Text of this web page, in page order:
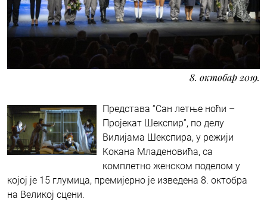
8. октобар 2019.
Представа “Сан летње ноћи –
Пројекат Шекспир”, по делу
Вилијама Шекспира, у режији
Kокана Младеновића, са
комплетно женском поделом у
којој је 15 глумица, премијерно је изведена 8. октобра
на Великој сцени.